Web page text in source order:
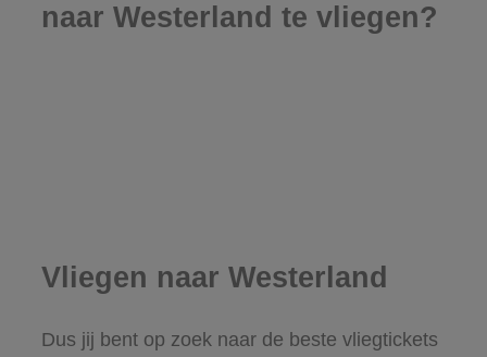
naar Westerland te vliegen?
Vliegen naar Westerland
Dus jij bent op zoek naar de beste vliegtickets